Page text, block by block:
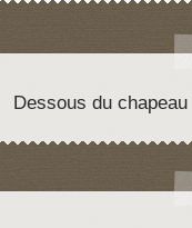
Dessous du chapeau